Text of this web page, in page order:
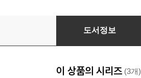
Express Yourself 2
도서정보
이 상품의 시리즈 (3개)